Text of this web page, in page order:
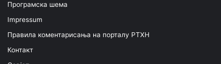
Програмска шема
Impressum
Правила коментарисања на порталу РТХН
Контакт